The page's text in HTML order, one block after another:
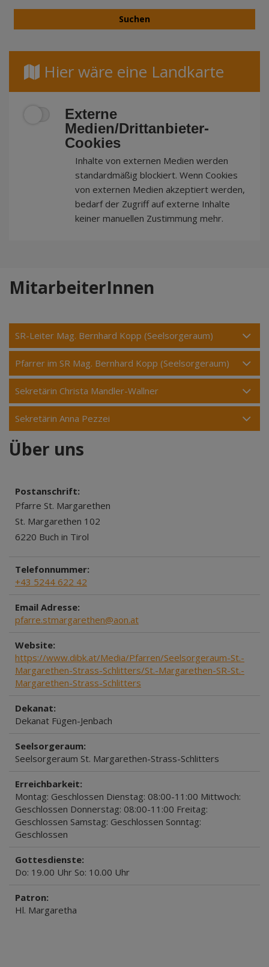
Hier wäre eine Landkarte
Externe
Medien/Drittanbieter-
Cookies
Inhalte von externen Medien werden
standardmäßig blockiert. Wenn Cookies
von externen Medien akzeptiert werden,
bedarf der Zugriff auf externe Inhalte
keiner manuellen Zustimmung mehr.
MitarbeiterInnen
SR-Leiter Mag. Bernhard Kopp (Seelsorgeraum)
Pfarrer im SR Mag. Bernhard Kopp (Seelsorgeraum)
Sekretärin Christa Mandler-Wallner
Sekretärin Anna Pezzei
Über uns
Postanschrift:
Pfarre St. Margarethen
St. Margarethen 102
6220 Buch in Tirol
Telefonnummer:
+43 5244 622 42
Email Adresse:
pfarre.stmargarethen@aon.at
Website:
https://www.dibk.at/Media/Pfarren/Seelsorgeraum-St.-
Margarethen-Strass-Schlitters/St.-Margarethen-SR-St.-
Margarethen-Strass-Schlitters
Dekanat:
Dekanat Fügen-Jenbach
Seelsorgeraum:
Seelsorgeraum St. Margarethen-Strass-Schlitters
Erreichbarkeit:
Montag: Geschlossen Dienstag: 08:00-11:00 Mittwoch:
Geschlossen Donnerstag: 08:00-11:00 Freitag:
Geschlossen Samstag: Geschlossen Sonntag:
Geschlossen
Gottesdienste:
Do: 19.00 Uhr So: 10.00 Uhr
Patron:
Hl. Margaretha